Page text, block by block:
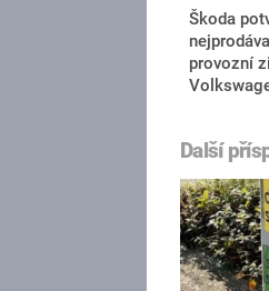
Škoda
provozní
aktuální
Další